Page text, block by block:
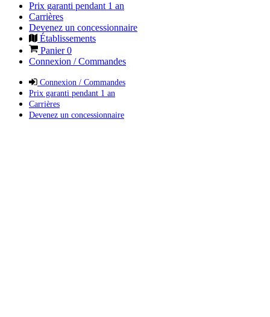
Prix garanti pendant 1 an
Carrières
Devenez un concessionnaire
Établissements
Panier0
Connexion / Commandes
Connexion / Commandes
Prix garanti pendant 1 an
Carrières
Devenez un concessionnaire